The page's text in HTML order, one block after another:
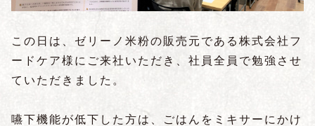
この日は、ゼリーノ米粉の販売元である株式会社フ
ードケア様にご来社いただき、社員全員で勉強させ
ていただきました。
嚥下機能が低下した方は、ごはんをミキサーにかけ